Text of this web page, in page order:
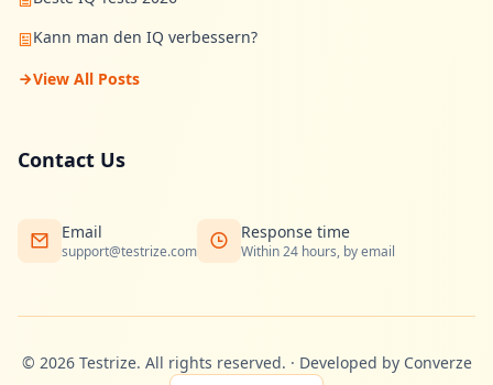
Kann man den IQ verbessern?
View All Posts
Contact Us
Email
support@testrize.com
Response time
Within 24 hours, by email
© 2026Testrize. All rights reserved. · Developed by Converze